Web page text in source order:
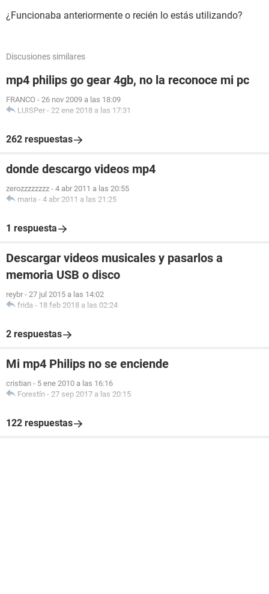
¿Funcionaba anteriormente o recién lo estás utilizando?
Discusiones similares
mp4 philips go gear 4gb, no la reconoce mi pc
FRANCO - 26 nov 2009 a las 18:09
LUISPer - 22 ene 2018 a las 17:31
262 respuestas
donde descargo videos mp4
zerozzzzzzzz - 4 abr 2011 a las 20:55
maria - 4 abr 2011 a las 21:25
1 respuesta
Descargar videos musicales y pasarlos a
memoria USB o disco
reybr - 27 jul 2015 a las 14:02
frida - 18 feb 2018 a las 02:24
2 respuestas
Mi mp4 Philips no se enciende
cristian - 5 ene 2010 a las 16:16
Forestín - 27 sep 2017 a las 20:15
122 respuestas